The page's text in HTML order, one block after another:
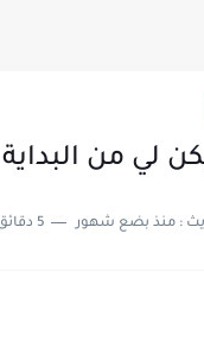
من البداية الفصل الثاني
: منذ بضع شهور 5 دقائق للقراءة